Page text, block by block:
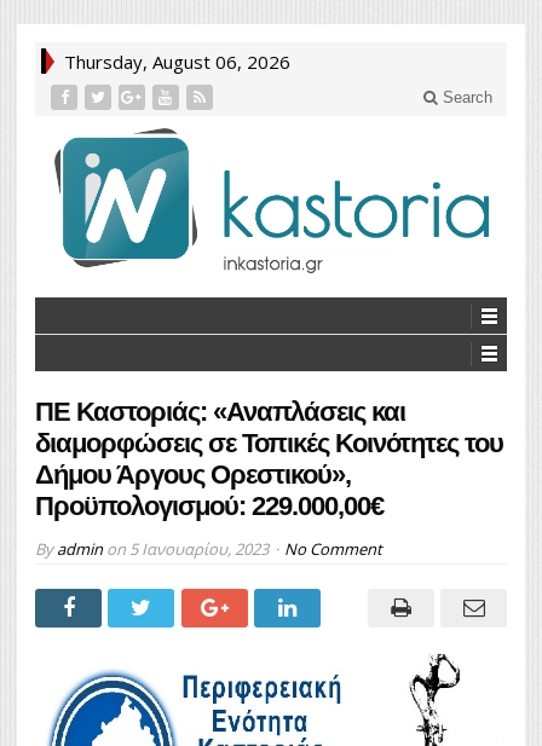
Thursday, August 06, 2026
Search
ΠΕ Καστοριάς: «Αναπλάσεις και
διαμορφώσεις σε Τοπικές Κοινότητες του
Δήμου Άργους Ορεστικού»,
Προϋπολογισμού: 229.000,00€
Byadminon 5 Ιανουαρίου, 2023 No Comment